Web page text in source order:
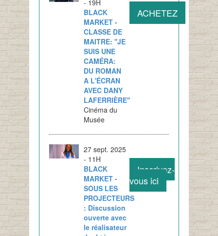
- 19H
BLACK
MARKET -
CLASSE DE
MAITRE: ''JE
SUIS UNE
CAMÉRA:
DU ROMAN
A L'ÉCRAN
AVEC DANY
LAFERRIÈRE''
Cinéma du
Musée
ACHETEZ
27 sept. 2025
- 11H
BLACK
MARKET -
SOUS LES
PROJECTEURS
: Discussion
ouverte avec
le réalisateur
Inscrivez-
vous ici